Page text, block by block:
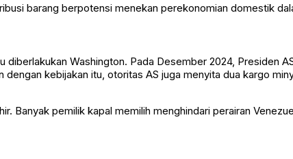
barang berpotensi menekan perekonomian domestik
Washington. Pada Desember 2024, Presiden
kebijakan itu, otoritas AS juga menyita dua kargo
Banyak pemilik kapal memilih menghindari perairan